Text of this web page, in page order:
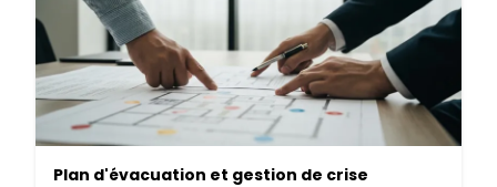
Plan d'évacuation et gestion de crise